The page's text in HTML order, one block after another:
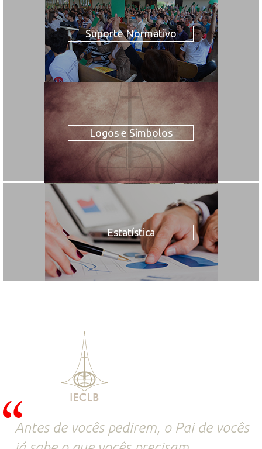
Suporte Normativo
Logos e Símbolos
Estatística
Antes de vocês pedirem, o Pai de vocês